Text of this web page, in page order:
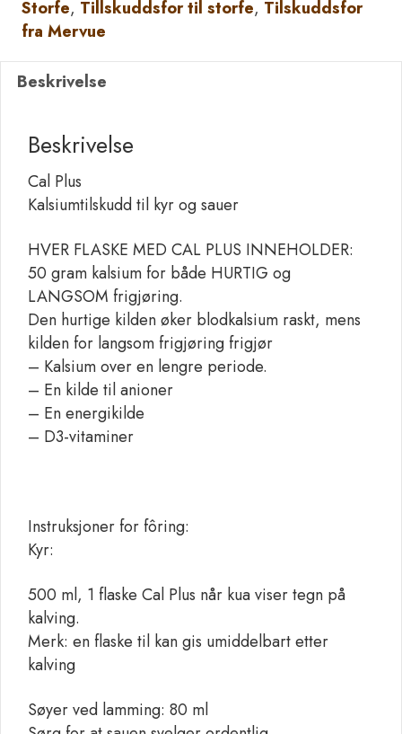
mot
melkefeber
antall
Storfe, Tillskuddsfor til storfe, Tilskuddsfor
fra Mervue
Beskrivelse
Beskrivelse
Cal Plus
Kalsiumtilskudd til kyr og sauer
HVER FLASKE MED CAL PLUS INNEHOLDER:
50 gram kalsium for både HURTIG og
LANGSOM frigjøring.
Den hurtige kilden øker blodkalsium raskt, mens
kilden for langsom frigjøring frigjør
– Kalsium over en lengre periode.
– En kilde til anioner
– En energikilde
– D3-vitaminer
Instruksjoner for fôring:
Kyr:
500 ml, 1 flaske Cal Plus når kua viser tegn på
kalving.
Merk: en flaske til kan gis umiddelbart etter
kalving
Søyer ved lamming: 80 ml